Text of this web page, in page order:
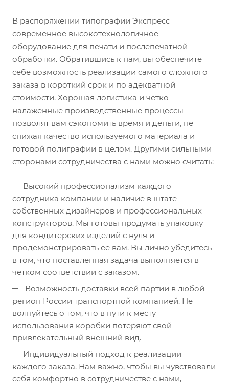
В распоряжении типографии Экспресс
современное высокотехнологичное
оборудование для печати и послепечатной
обработки. Обратившись к нам, вы обеспечите
себе возможность реализации самого сложного
заказа в короткий срок и по адекватной
стоимости. Хорошая логистика и четко
налаженные производственные процессы
позволят вам сэкономить время и деньги, не
снижая качество используемого материала и
готовой полиграфии в целом. Другими сильными
сторонами сотрудничества с нами можно считать:
Высокий профессионализм каждого
сотрудника компании и наличие в штате
собственных дизайнеров и профессиональных
конструкторов. Мы готовы продумать упаковку
для кондитерских изделий с нуля и
продемонстрировать ее вам. Вы лично убедитесь
в том, что поставленная задача выполняется в
четком соответствии с заказом.
Возможность доставки всей партии в любой
регион России транспортной компанией. Не
волнуйтесь о том, что в пути к месту
использования коробки потеряют свой
привлекательный внешний вид.
Индивидуальный подход к реализации
каждого заказа. Нам важно, чтобы вы чувствовали
себя комфортно в сотрудничестве с нами,